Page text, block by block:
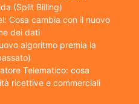
(Split Billing)
Cosa cambia con il nuovo
dei dati
algoritmo premia la
Telematico: cosa
ricettive e commerciali